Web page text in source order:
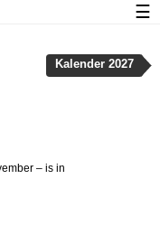
– is in
Kalender 2027
☰